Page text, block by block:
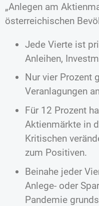
„Anlegen am
österreichischen
Jede Vierte ist
Anleihen,
Nur vier Prozent
Veranlagungen
Für 12 Prozent
Aktienmärkte in
Kritischen
zum Positiven.
Beinahe jeder
Anlege- oder
Pandemie